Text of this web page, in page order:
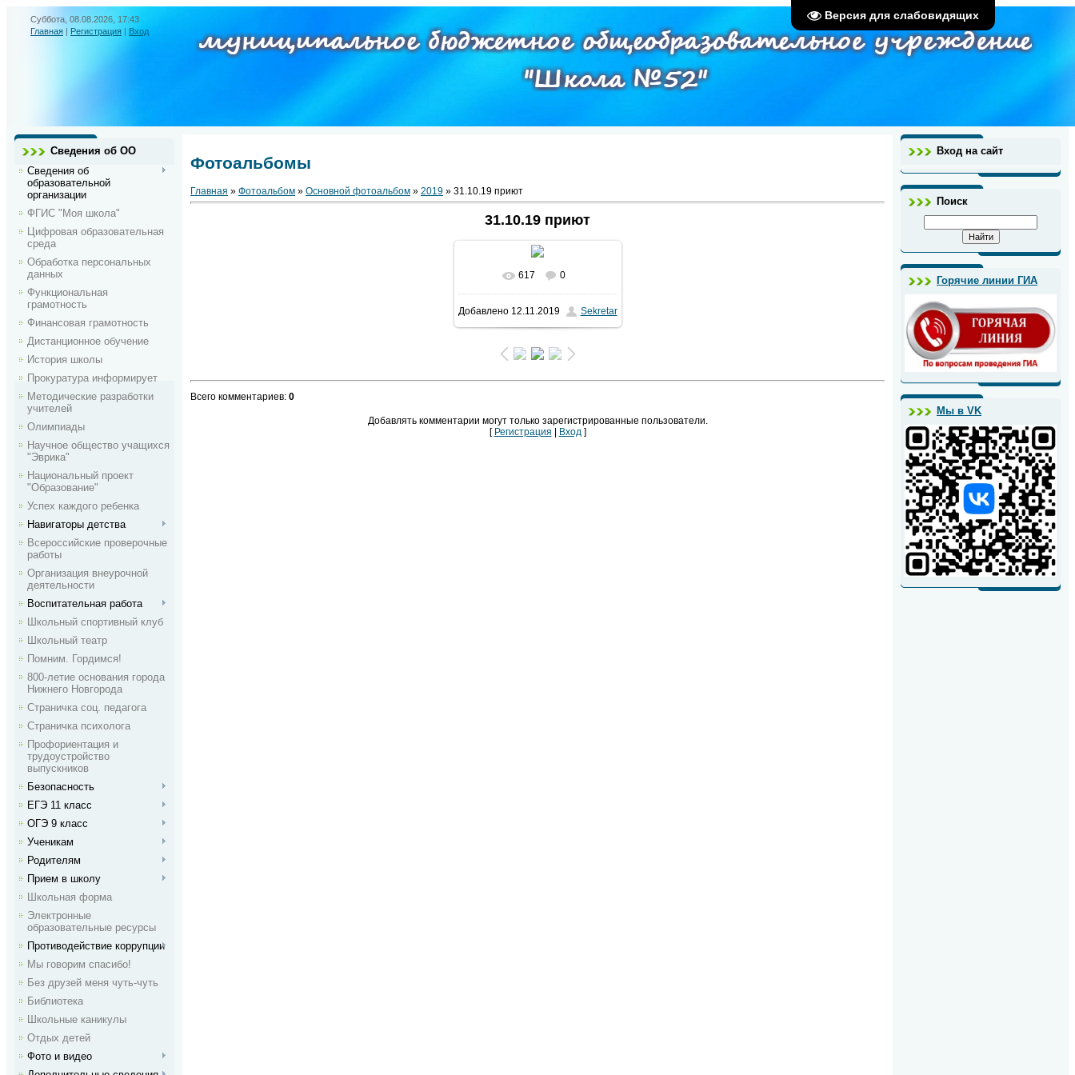
Версия для слабовидящих
Суббота, 08.08.2026, 17:43
Главная | Регистрация | Вход
Сведения об ОО
Сведения об
образовательной
организации
ФГИС "Моя школа"
Цифровая образовательная
среда
Обработка персональных
данных
Функциональная
грамотность
Финансовая грамотность
Дистанционное обучение
История школы
Прокуратура информирует
Методические разработки
учителей
Олимпиады
Научное общество учащихся
"Эврика"
Национальный проект
"Образование"
Успех каждого ребенка
Навигаторы детства
Всероссийские проверочные
работы
Организация внеурочной
деятельности
Воспитательная работа
Школьный спортивный клуб
Школьный театр
Помним. Гордимся!
800-летие основания города
Нижнего Новгорода
Страничка соц. педагога
Страничка психолога
Профориентация и
трудоустройство
выпускников
Безопасность
ЕГЭ 11 класс
ОГЭ 9 класс
Ученикам
Родителям
Прием в школу
Школьная форма
Электронные
образовательные ресурсы
Противодействие коррупции
Мы говорим спасибо!
Без друзей меня чуть-чуть
Библиотека
Школьные каникулы
Отдых детей
Фото и видео
Фотоальбомы
Главная » Фотоальбом » Основной фотоальбом » 2019 » 31.10.19 приют
31.10.19 приют
В реальном размере
800x600/ 86.0Kb
617 0
Добавлено12.11.2019 Sekretar
Всего комментариев: 0
Добавлять комментарии могут только зарегистрированные пользователи.
[ Регистрация Вход]
Вход на сайт
Поиск
Горячие линии ГИА
Мы в VK